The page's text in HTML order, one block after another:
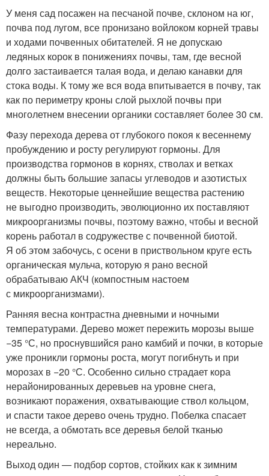
У меня сад посажен на песчаной почве, склоном на юг,
почва под лугом, все пронизано войлоком корней травы
и ходами почвенных обитателей. Я не допускаю
ледяных корок в понижениях почвы, там, где весной
долго застаивается талая вода, и делаю канавки для
стока воды. К тому же вся вода впитывается в почву, так
как по периметру кроны слой рыхлой почвы при
многолетнем внесении органики составляет более 30 см.
Фазу перехода дерева от глубокого покоя к весеннему
пробуждению и росту регулируют гормоны. Для
производства гормонов в корнях, стволах и ветках
должны быть большие запасы углеводов и азотистых
веществ. Некоторые ценнейшие вещества растению
не выгодно производить, эволюционно их поставляют
микроорганизмы почвы, поэтому важно, чтобы и весной
корень работал в содружестве с почвенной биотой.
Я об этом забочусь, с осени в приствольном круге есть
органическая мульча, которую я рано весной
обрабатываю АКЧ (компостным настоем
с микроорганизмами).
Ранняя весна контрастна дневными и ночными
температурами. Дерево может пережить морозы выше
−35 °С, но проснувшийся рано камбий и почки, в которые
уже проникли гормоны роста, могут погибнуть и при
морозах в −20 °С. Особенно сильно страдает кора
нерайонированных деревьев на уровне снега,
возникают поражения, охватывающие ствол кольцом,
и спасти такое дерево очень трудно. Побелка спасает
не всегда, а обмотать все деревья белой тканью
нереально.
Выход один — подбор сортов, стойких как к зимним